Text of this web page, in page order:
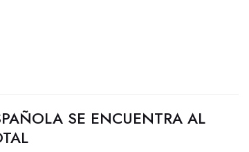
SE ENCUENTRA AL